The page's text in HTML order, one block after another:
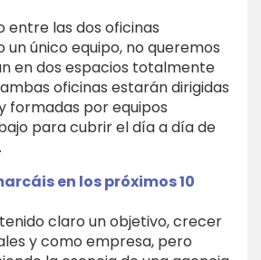
entre las dos oficinas
único equipo, no queremos
en dos espacios totalmente
oficinas estarán dirigidas
formadas por equipos
para cubrir el día a día de
en los próximos 10
claro un objetivo, crecer
y como empresa, pero